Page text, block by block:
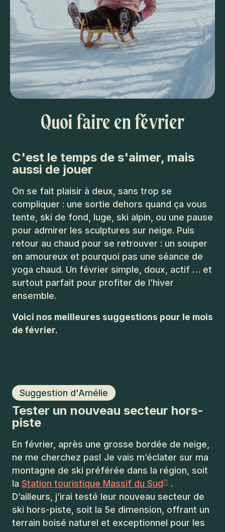
Quoi faire en février
C'est le temps de s'aimer, mais
aussi de jouer
On se fait plaisir à deux, sans trop se
compliquer : une sortie dehors quand ça vous
tente, ski de fond, luge, ski alpin, ou une pause
pour admirer les sculptures sur neige. Puis
retour au chaud pour se retrouver : un souper
en amoureux et pourquoi pas une séance de
yoga chaud. Un février simple, doux, actif … et
surtout parfait pour profiter de l’hiver
ensemble.
Voici nos meilleures suggestions pour le mois
de février.
Suggestion d'Amélie
Tester un nouveau secteur hors-
piste
En février, après une grosse bordée de neige,
ne me cherchez pas! Je vais m’éclater sur ma
montagne de ski préférée dans la région, soit
la Station touristique Massif du Sud
.
D’ailleurs, j’irai testé leur nouveau secteur de
ski hors-piste, soit la 5e dimension, offrant un
terrain boisé naturel et exceptionnel pour les